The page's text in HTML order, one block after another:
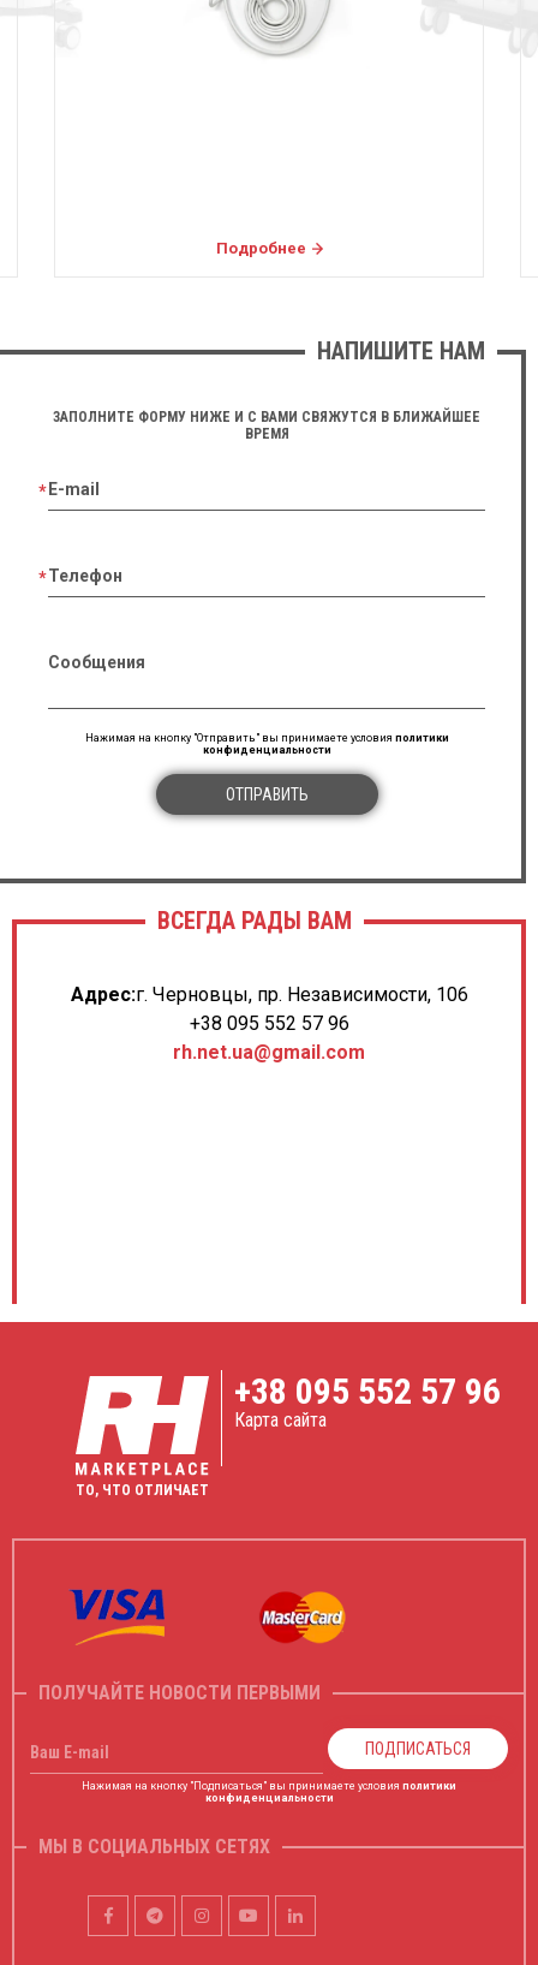
Подробнее
НАПИШИТЕ НАМ
ЗАПОЛНИТЕ ФОРМУ НИЖЕ И С ВАМИ СВЯЖУТСЯ В БЛИЖАЙШЕЕ
ВРЕМЯ
E-mail
Телефон
Сообщения
Нажимая на кнопку "Отправить" вы принимаете условия политики
конфиденциальности
ОТПРАВИТЬ
ВСЕГДА РАДЫ ВАМ
Адрес:г. Черновцы, пр. Независимости, 106
+38 095 552 57 96
rh.net.ua@gmail.com
ТО, ЧТО ОТЛИЧАЕТ
+38 095 552 57 96
Карта сайта
ПОЛУЧАЙТЕ НОВОСТИ ПЕРВЫМИ
Ваш E-mail ПОДПИСАТЬСЯ
Нажимая на кнопку "Подписаться" вы принимаете условия политики
конфиденциальности
МЫ В СОЦИАЛЬНЫХ СЕТЯХ